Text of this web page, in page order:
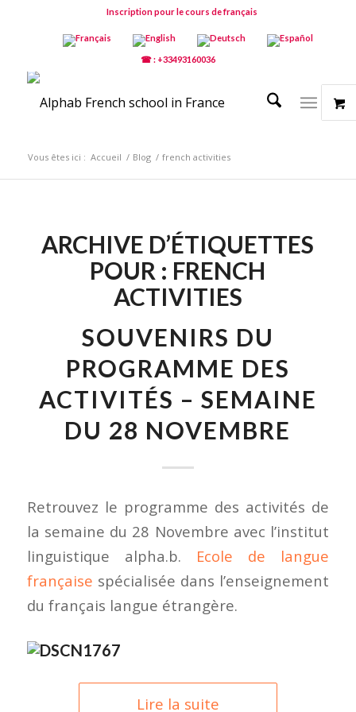
Inscription pour le cours de français
☎ : +33493160036
Vous êtes ici : Accueil / Blog / french activities
ARCHIVE D’ÉTIQUETTES
POUR : FRENCH
ACTIVITIES
SOUVENIRS DU
PROGRAMME DES
ACTIVITÉS – SEMAINE
DU 28 NOVEMBRE
Retrouvez le programme des activités de
la semaine du 28 Novembre avec l’institut
linguistique alpha.b. Ecole de langue
française spécialisée dans l’enseignement
du français langue étrangère.
Lire la suite